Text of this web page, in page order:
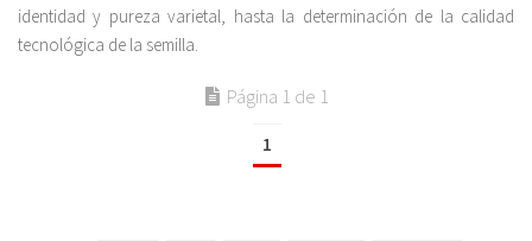
identidad y pureza varietal, hasta la determinación de la calidad
tecnológica de la semilla.
Página 1 de 1
1